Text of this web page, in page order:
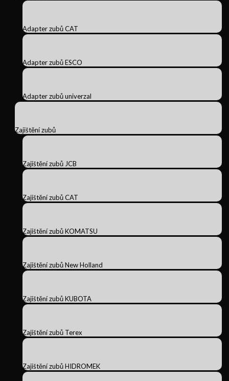
Adapter zubů CAT
Adapter zubů ESCO
Adapter zubů univerzal
Zajištění zubů
Zajištění zubů JCB
Zajištění zubů CAT
Zajištění zubů KOMATSU
Zajištění zubů New Holland
Zajištění zubů KUBOTA
Zajištění zubů Terex
Zajištění zubů HIDROMEK